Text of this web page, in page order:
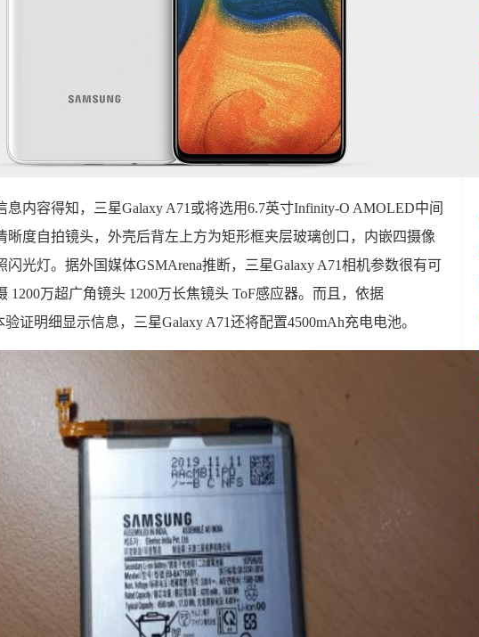
息内容得知，三星Galaxy A71或将选用6.7英寸Infinity-O AMOLED中间
晰度自拍镜头，外壳后背左上方为矩形框夹层玻璃创口，内嵌四摄像
光灯。据外国媒体GSMArena推断，三星Galaxy A71相机参数很有可
1200万超广角镜头 1200万长焦镜头 ToF感应器。而且，依据
证明细显示信息，三星Galaxy A71还将配置4500mAh充电电池。